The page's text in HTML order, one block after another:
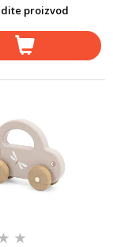
proizvod